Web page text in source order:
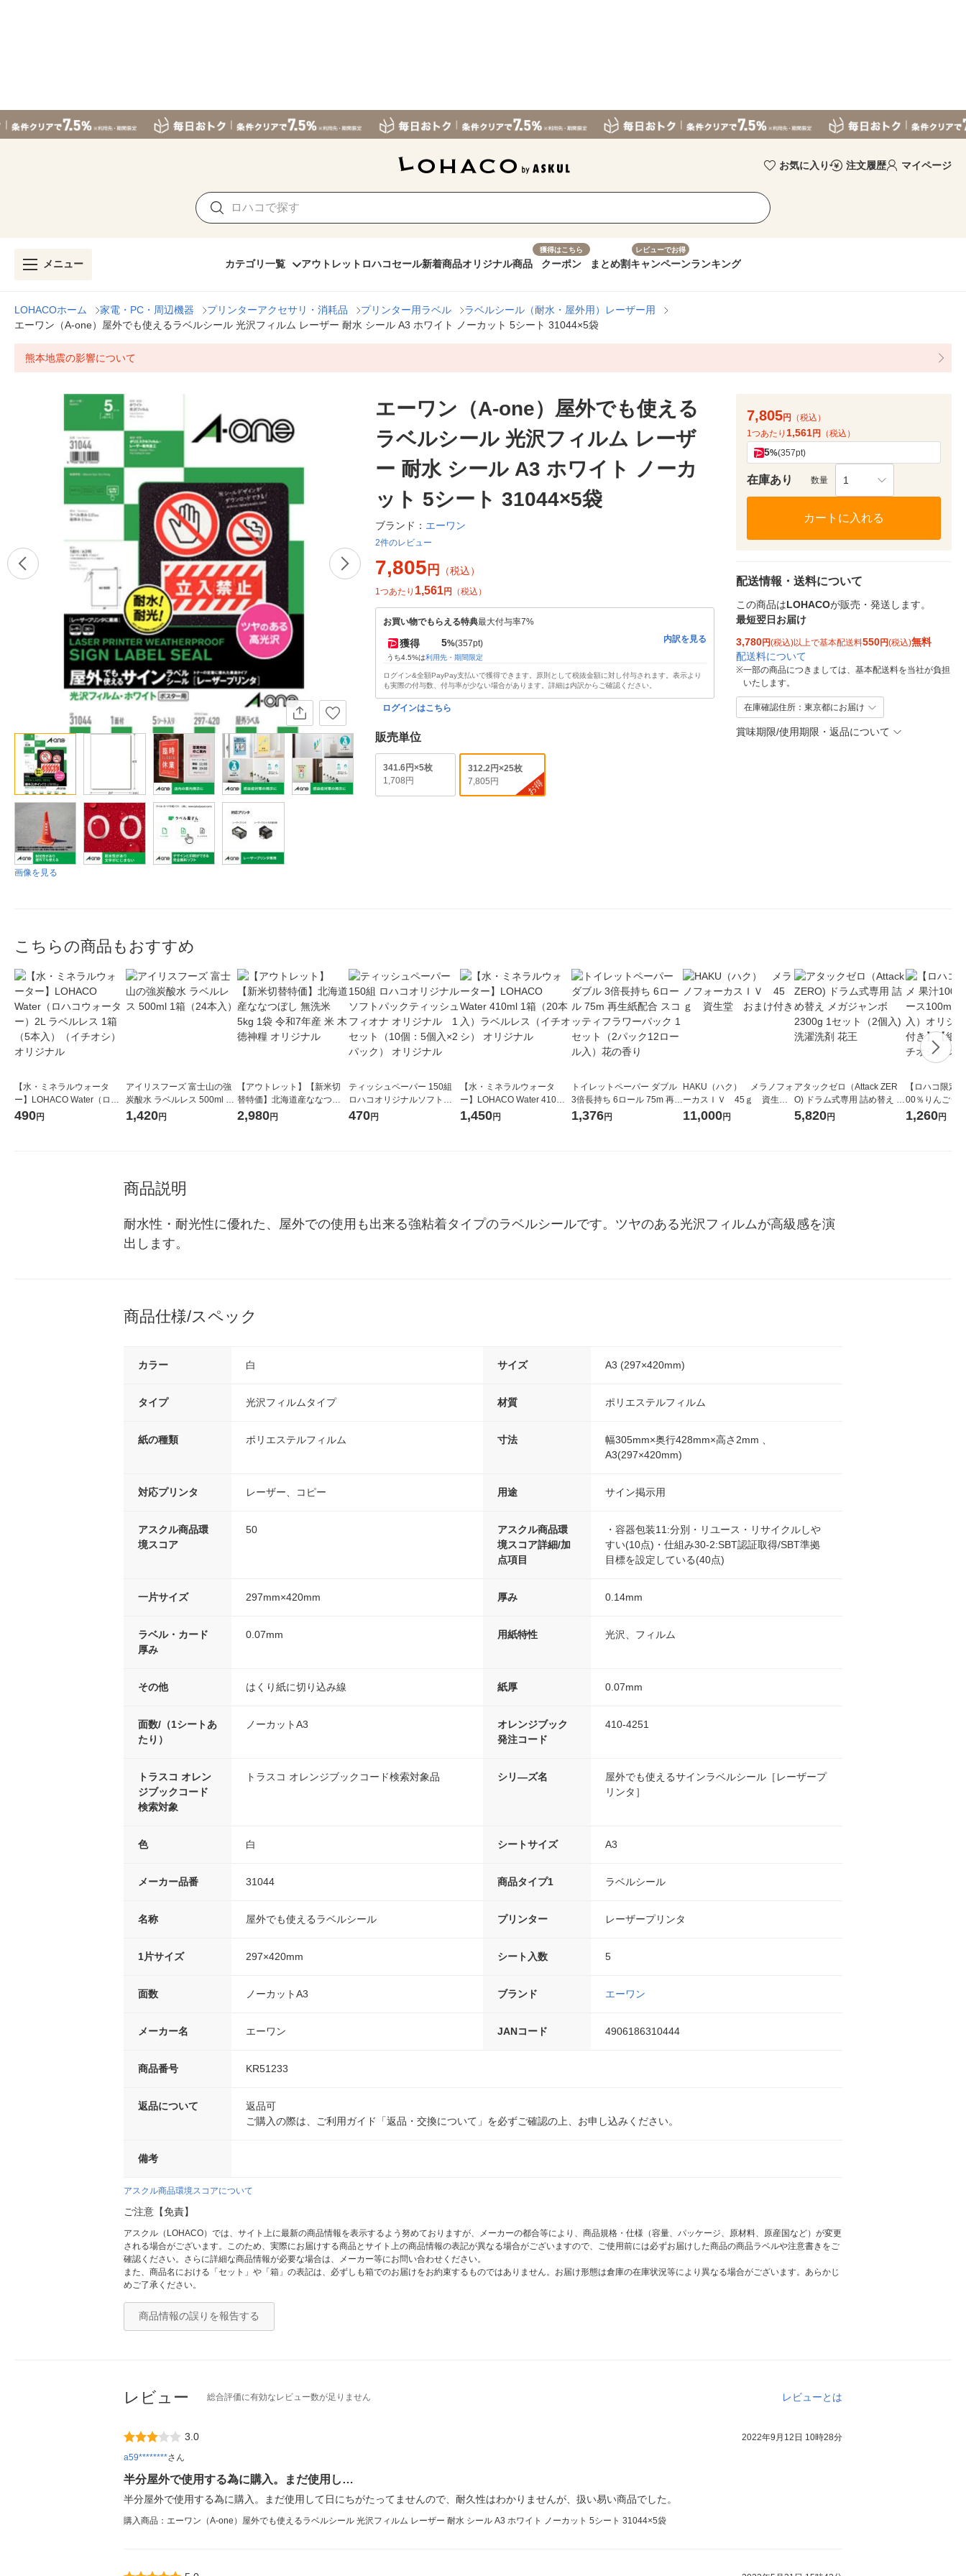
お気に入り 注文履歴 マイページ
メニュー カテゴリ一覧 アウトレット ロハコセール新着商品オリジナル商品
獲得はこちら
クーポン まとめ割
レビューでお得
キャンペーンランキング
LOHACOホーム 家電・PC・周辺機器 プリンターアクセサリ・消耗品 プリンター用ラベル
ラベルシール（耐水・屋外用）レーザー用
エーワン（A-one）屋外でも使えるラベルシール 光沢フィルム レーザー 耐水 シール A3 ホワイト ノーカット 5シート 31044×5袋
熊本地震の影響について
画像を見る
エーワン（A-one）屋外でも使える
ラベルシール 光沢フィルム レーザ
ー 耐水 シール A3 ホワイト ノーカ
ット 5シート 31044×5袋
ブランド： エーワン
2件のレビュー
7,805 円 （税込）
1つあたり 1,561円 （税込）
お買い物でもらえる特典最大付与率7%
獲得 5%(357pt)
うち4.5%は利用先・期間限定
内訳を見る
ログイン&全額PayPay支払いで獲得できます。原則として税抜金額に対し付与されます。表示より
も実際の付与数、付与率が少ない場合があります。詳細は内訳からご確認ください。
ログインはこちら
販売単位
341.6円×5枚
1,708円
312.2円×25枚
7,805円
お得
7,805円
（税込）
1つあたり 1,561円 （税込）
5%(357pt)
在庫あり 数量 1
カートに入れる
配送情報・送料について
この商品はLOHACOが販売・発送します。
最短翌日お届け
3,780円(税込)以上で基本配送料550円(税込)無料
配送料について
※一部の商品につきましては、基本配送料を当社が負担
いたします。
在庫確認住所：東京都にお届け
賞味期限/使用期限・返品について
こちらの商品もおすすめ
【水・ミネラルウォータ
ー】LOHACO Water（ロハ
コウォーター）2L ラベルレ
490円
アイリスフーズ 富士山の強
炭酸水 ラベルレス 500ml 1
箱（24本入）
1,420円
【アウトレット】【新米切
替特価】北海道産ななつぼ
し 無洗米 5kg 1袋 令和7年産
米 木徳神糧 オリジナル
2,980円
ティッシュペーパー 150組
ロハコオリジナルソフトパ
ックティッシュ フィオナ オ
470円
【水・ミネラルウォータ
ー】LOHACO Water 410ml
1箱（20本入）ラベルレス
（イチオシ） オリジナル
1,450円
トイレットペーパー ダブル
3倍長持ち 6ロール 75m 再生
紙配合 スコッティフラワー
パック 1セット（2パック12
1,376円
HAKU（ハク） メラノフォ
ーカスＩＶ 45ｇ 資生
堂 おまけ付き
11,000円
アタックゼロ（Attack ZER
O) ドラム式専用 詰め替え メ
ガジャンボ 2300g 1セット
（2個入) 洗濯洗剤 花王
5,820円
【ロハコ限定
00％りんごジ
箱（18本入）
【クイズ付き
1,260円
商品説明
耐水性・耐光性に優れた、屋外での使用も出来る強粘着タイプのラベルシールです。ツヤのある光沢フィルムが高級感を演
出します。
商品仕様/スペック
カラー 白 サイズ A3 (297×420mm)
タイプ 光沢フィルムタイプ 材質 ポリエステルフィルム
紙の種類 ポリエステルフィルム 寸法
幅305mm×奥行428mm×高さ2mm 、
A3(297×420mm)
対応プリンタ レーザー、コピー 用途 サイン掲示用
アスクル商品環
境スコア
50
アスクル商品環
境スコア詳細/加
点項目
・容器包装11:分別・リユース・リサイクルしや
すい(10点)・仕組み30-2:SBT認証取得/SBT準拠
目標を設定している(40点)
一片サイズ 297mm×420mm 厚み 0.14mm
ラベル・カード
厚み
0.07mm 用紙特性 光沢、フィルム
その他 はくり紙に切り込み線 紙厚 0.07mm
面数/（1シートあ
たり）
ノーカットA3
オレンジブック
発注コード
410-4251
トラスコ オレン
ジブックコード
検索対象
トラスコ オレンジブックコード検索対象品 シリ―ズ名
屋外でも使えるサインラベルシール［レーザープ
リンタ］
色 白 シートサイズ A3
メーカー品番 31044 商品タイプ1 ラベルシール
名称 屋外でも使えるラベルシール プリンター レーザープリンタ
1片サイズ 297×420mm シート入数 5
面数 ノーカットA3 ブランド エーワン
メーカー名 エーワン JANコード 4906186310444
商品番号 KR51233
返品について
返品可
ご購入の際は、ご利用ガイド「返品・交換について」を必ずご確認の上、お申し込みください。
備考
アスクル商品環境スコアについて
ご注意【免責】
アスクル（LOHACO）では、サイト上に最新の商品情報を表示するよう努めておりますが、メーカーの都合等により、商品規格・仕様（容量、パッケージ、原材料、原産国など）が変更
される場合がございます。このため、実際にお届けする商品とサイト上の商品情報の表記が異なる場合がございますので、ご使用前には必ずお届けした商品の商品ラベルや注意書きをご
確認ください。さらに詳細な商品情報が必要な場合は、メーカー等にお問い合わせください。
また、商品名における「セット」や「箱」の表記は、必ずしも箱でのお届けをお約束するものではありません。お届け形態は倉庫の在庫状況等により異なる場合がございます。あらかじ
めご了承ください。
商品情報の誤りを報告する
レビュー 総合評価に有効なレビュー数が足りません レビューとは
3.0
2022年9月12日 10時28分
a59********さん
半分屋外で使用する為に購入。まだ使用し…
半分屋外で使用する為に購入。まだ使用して日にちがたってませんので、耐久性はわかりませんが、扱い易い商品でした。
購入商品：エーワン（A-one）屋外でも使えるラベルシール 光沢フィルム レーザー 耐水 シール A3 ホワイト ノーカット 5シート 31044×5袋